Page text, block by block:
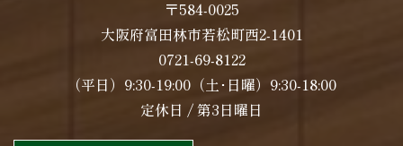
〒584-0025
大阪府富田林市若松町西2-1401
0721-69-8122
（平日）9:30-19:00（土･日曜）9:30-18:00
定休日 / 第3日曜日